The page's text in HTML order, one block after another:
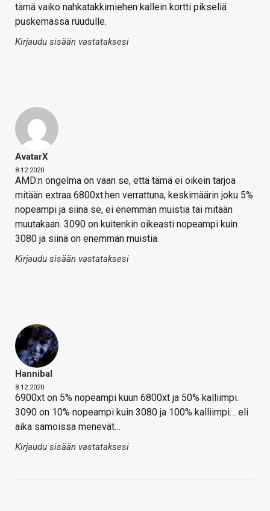
tämä vaiko nahkatakkimiehen kallein kortti pikseliä
puskemassa ruudulle.
Kirjaudu sisään vastataksesi
AvatarX
8.12.2020
AMD:n ongelma on vaan se, että tämä ei oikein tarjoa
mitään extraa 6800xt:hen verrattuna, keskimäärin joku 5%
nopeampi ja siinä se, ei enemmän muistia tai mitään
muutakaan. 3090 on kuitenkin oikeasti nopeampi kuin
3080 ja siinä on enemmän muistia.
Kirjaudu sisään vastataksesi
Hannibal
8.12.2020
6900xt on 5% nopeampi kuun 6800xt ja 50% kalliimpi.
3090 on 10% nopeampi kuin 3080 ja 100% kalliimpi… eli
aika samoissa menevät…
Kirjaudu sisään vastataksesi